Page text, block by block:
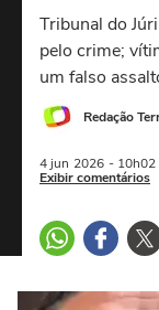
Tribunal do
pelo crime;
um falso
Redação
4 jun 2026 - 10h02
Exibir comentários